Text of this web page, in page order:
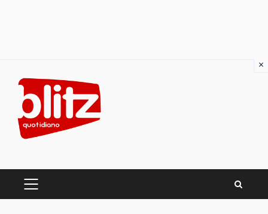
content
PRIMARY
×